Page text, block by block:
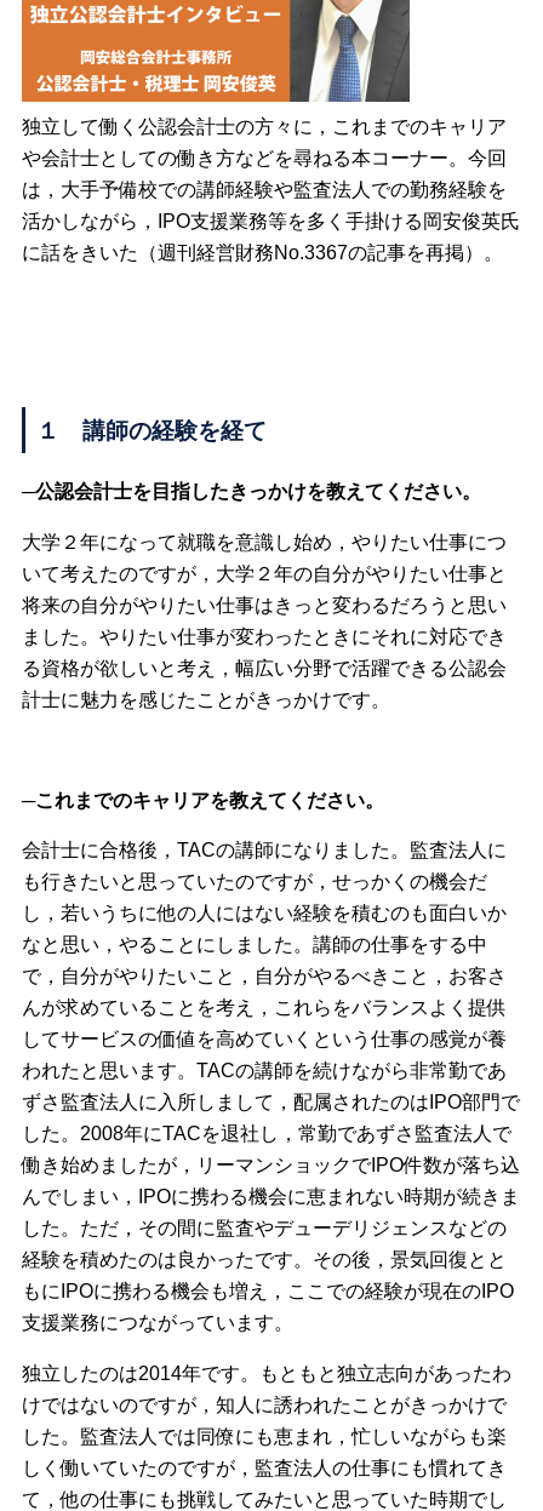
独立して働く公認会計士の方々に，これまでのキャリア
や会計士としての働き方などを尋ねる本コーナー。今回
は，大手予備校での講師経験や監査法人での勤務経験を
活かしながら，IPO支援業務等を多く手掛ける岡安俊英氏
に話をきいた（週刊経営財務No.3367の記事を再掲）。
１ 講師の経験を経て
─公認会計士を目指したきっかけを教えてください。
大学２年になって就職を意識し始め，やりたい仕事につ
いて考えたのですが，大学２年の自分がやりたい仕事と
将来の自分がやりたい仕事はきっと変わるだろうと思い
ました。やりたい仕事が変わったときにそれに対応でき
る資格が欲しいと考え，幅広い分野で活躍できる公認会
計士に魅力を感じたことがきっかけです。
─これまでのキャリアを教えてください。
会計士に合格後，TACの講師になりました。監査法人に
も行きたいと思っていたのですが，せっかくの機会だ
し，若いうちに他の人にはない経験を積むのも面白いか
なと思い，やることにしました。講師の仕事をする中
で，自分がやりたいこと，自分がやるべきこと，お客さ
んが求めていることを考え，これらをバランスよく提供
してサービスの価値を高めていくという仕事の感覚が養
われたと思います。TACの講師を続けながら非常勤であ
ずさ監査法人に入所しまして，配属されたのはIPO部門で
した。2008年にTACを退社し，常勤であずさ監査法人で
働き始めましたが，リーマンショックでIPO件数が落ち込
んでしまい，IPOに携わる機会に恵まれない時期が続きま
した。ただ，その間に監査やデューデリジェンスなどの
経験を積めたのは良かったです。その後，景気回復とと
もにIPOに携わる機会も増え，ここでの経験が現在のIPO
支援業務につながっています。
独立したのは2014年です。もともと独立志向があったわ
けではないのですが，知人に誘われたことがきっかけで
した。監査法人では同僚にも恵まれ，忙しいながらも楽
しく働いていたのですが，監査法人の仕事にも慣れてき
て，他の仕事にも挑戦してみたいと思っていた時期でし